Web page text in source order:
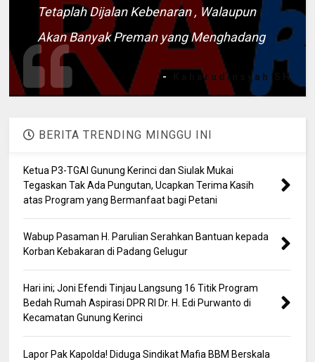
Tetaplah Dijalan Kebenaran , Walaupun
Akan Banyak Preman yang Menghadang
- Kaharudinsyah SH
BERITA TRENDING MINGGU INI
Ketua P3-TGAI Gunung Kerinci dan Siulak Mukai
Tegaskan Tak Ada Pungutan, Ucapkan Terima Kasih
atas Program yang Bermanfaat bagi Petani
Wabup Pasaman H. Parulian Serahkan Bantuan kepada
Korban Kebakaran di Padang Gelugur
Hari ini; Joni Efendi Tinjau Langsung 16 Titik Program
Bedah Rumah Aspirasi DPR RI Dr. H. Edi Purwanto di
Kecamatan Gunung Kerinci
Lapor Pak Kapolda! Diduga Sindikat Mafia BBM Berskala